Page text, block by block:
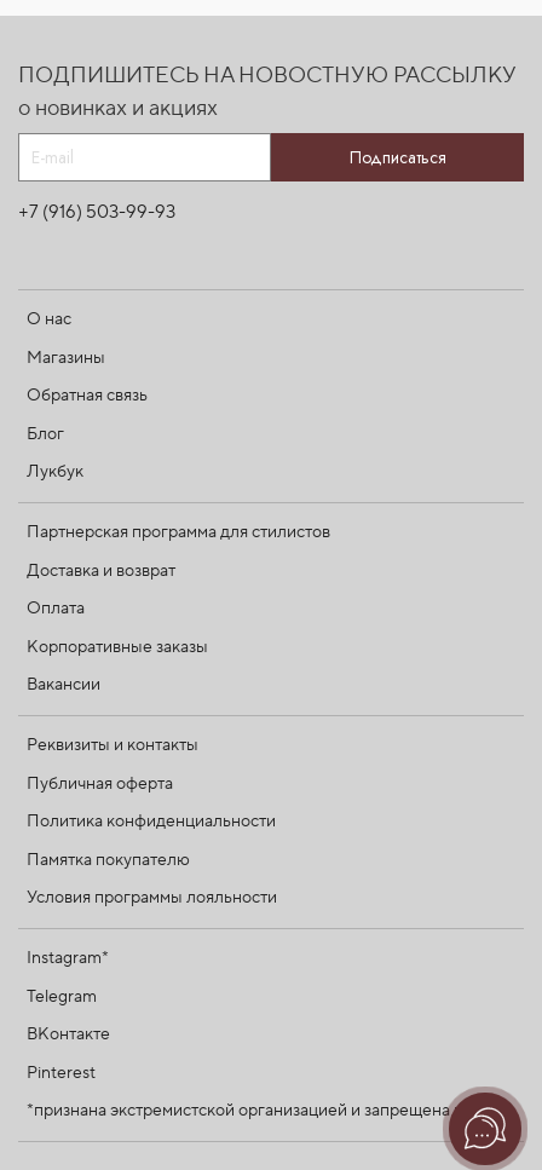
О нас
Магазины
Обратная связь
Блог
Лукбук
Партнерская программа для стилистов
Доставка и возврат
Оплата
Корпоративные заказы
Вакансии
Реквизиты и контакты
Публичная оферта
Политика конфиденциальности
Памятка покупателю
Условия программы лояльности
Instagram*
Telegram
ВКонтакте
Pinterest
*признана экстремистской организацией и запрещена в РФ
ПОДПИШИТЕСЬ НА НОВОСТНУЮ РАССЫЛКУ
о новинках и акциях
Подписаться
+7 (916) 503-99-93